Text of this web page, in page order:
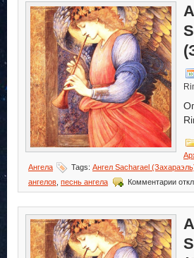
Yerathel
(Ератэль)
Ангела
Tags: Ангел Sacharael
ангелов песнь ангела Комментариик